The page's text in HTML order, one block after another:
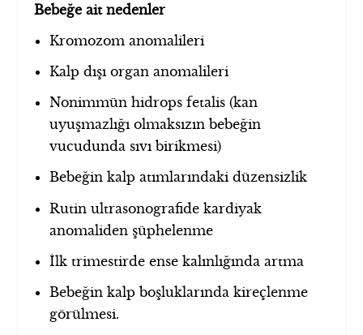
Bebeğe ait nedenler
Kromozom anomalileri
Kalp dışı organ anomalileri
Nonimmün hidrops fetalis (kan
uyuşmazlığı olmaksızın bebeğin
vucudunda sıvı birikmesi)
Bebeğin kalp atımlarındaki düzensizlik
Rutin ultrasonografide kardiyak
anomaliden şüphelenme
İlk trimestirde ense kalınlığında artma
Bebeğin kalp boşluklarında kireçlenme
görülmesi.